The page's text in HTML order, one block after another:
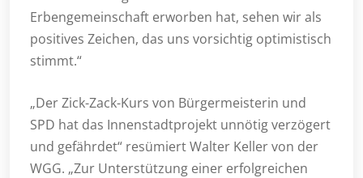
Erbengemeinschaft erworben hat, sehen wir als
positives Zeichen, das uns vorsichtig optimistisch
stimmt.“
„Der Zick-Zack-Kurs von Bürgermeisterin und
SPD hat das Innenstadtprojekt unnötig verzögert
und gefährdet“ resümiert Walter Keller von der
WGG. „Zur Unterstützung einer erfolgreichen